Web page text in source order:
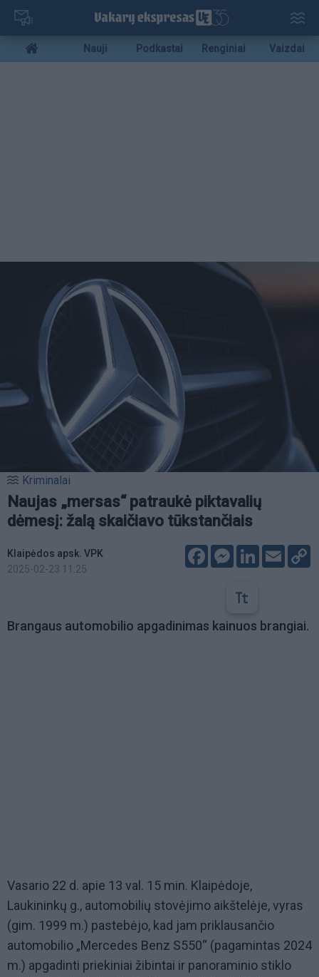
Pereiti
pagrindinį
turinį
Mobile
menu
Nauji Podkastai Renginiai Vaizdai
Kriminalai
Naujas „mersas“ patraukė piktavalių
dėmesį: žalą skaičiavo tūkstančiais
Klaipėdos apsk. VPK
2025-02-23 11:25
FacebookMessenger
LinkedIn
Email
Brangaus automobilio apgadinimas kainuos brangiai.
Vasario 22 d. apie 13 val. 15 min. Klaipėdoje,
Laukininkų g., automobilių stovėjimo aikštelėje, vyras
(gim. 1999 m.) pastebėjo, kad jam priklausančio
automobilio „Mercedes Benz S550“ (pagamintas 2024
m.) apgadinti priekiniai žibintai ir panoraminio stiklo